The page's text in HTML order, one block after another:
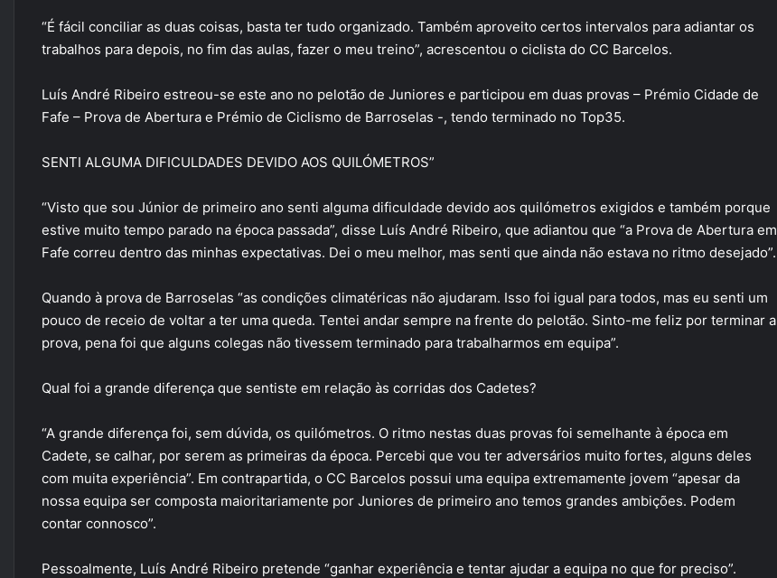
“É fácil conciliar as duas coisas, basta ter tudo organizado. Também aproveito certos intervalos para adiantar os
trabalhos para depois, no fim das aulas, fazer o meu treino”, acrescentou o ciclista do CC Barcelos.
Luís André Ribeiro estreou-se este ano no pelotão de Juniores e participou em duas provas – Prémio Cidade de
Fafe – Prova de Abertura e Prémio de Ciclismo de Barroselas -, tendo terminado no Top35.
SENTI ALGUMA DIFICULDADES DEVIDO AOS QUILÓMETROS”
“Visto que sou Júnior de primeiro ano senti alguma dificuldade devido aos quilómetros exigidos e também porque
estive muito tempo parado na época passada”, disse Luís André Ribeiro, que adiantou que “a Prova de Abertura em
Fafe correu dentro das minhas expectativas. Dei o meu melhor, mas senti que ainda não estava no ritmo desejado”.
Quando à prova de Barroselas “as condições climatéricas não ajudaram. Isso foi igual para todos, mas eu senti um
pouco de receio de voltar a ter uma queda. Tentei andar sempre na frente do pelotão. Sinto-me feliz por terminar a
prova, pena foi que alguns colegas não tivessem terminado para trabalharmos em equipa”.
Qual foi a grande diferença que sentiste em relação às corridas dos Cadetes?
“A grande diferença foi, sem dúvida, os quilómetros. O ritmo nestas duas provas foi semelhante à época em
Cadete, se calhar, por serem as primeiras da época. Percebi que vou ter adversários muito fortes, alguns deles
com muita experiência”. Em contrapartida, o CC Barcelos possui uma equipa extremamente jovem “apesar da
nossa equipa ser composta maioritariamente por Juniores de primeiro ano temos grandes ambições. Podem
contar connosco”.
Pessoalmente, Luís André Ribeiro pretende “ganhar experiência e tentar ajudar a equipa no que for preciso”.